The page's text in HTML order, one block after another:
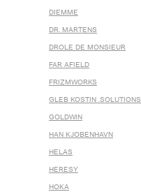
DIEMME
DR. MARTENS
DROLE DE MONSIEUR
FAR AFIELD
FRIZMWORKS
GLEB KOSTIN .SOLUTIONS
GOLDWIN
HAN KJOBENHAVN
HELAS
HERESY
HOKA